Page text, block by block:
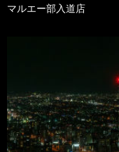
マルエー部入道店